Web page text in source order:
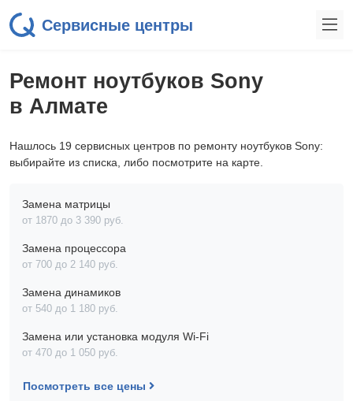
Сервисные центры
Ремонт ноутбуков Sony
в Алмате
Нашлось 19 сервисных центров по ремонту ноутбуков Sony:
выбирайте из списка, либо посмотрите на карте.
Замена матрицы
от 1870 до 3 390 pyб.
Замена процессора
от 700 до 2 140 pyб.
Замена динамиков
от 540 до 1 180 pyб.
Замена или установка модуля Wi-Fi
от 470 до 1 050 pyб.
Посмотреть все цены